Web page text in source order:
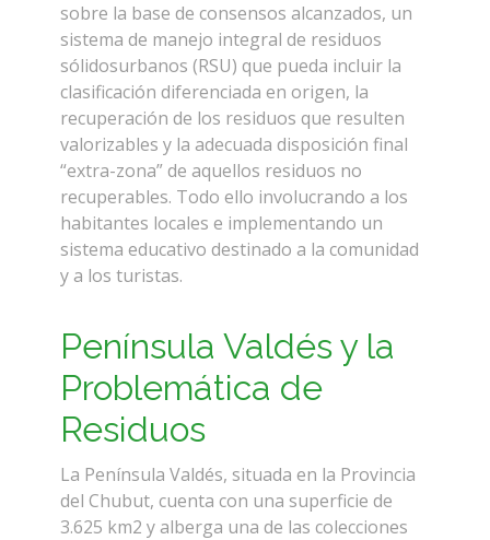
sobre la base de consensos alcanzados, un
sistema de manejo integral de residuos
sólidosurbanos (RSU) que pueda incluir la
clasificación diferenciada en origen, la
recuperación de los residuos que resulten
valorizables y la adecuada disposición final
“extra-zona” de aquellos residuos no
recuperables. Todo ello involucrando a los
habitantes locales e implementando un
sistema educativo destinado a la comunidad
y a los turistas.
Península Valdés y la
Problemática de
Residuos
La Península Valdés, situada en la Provincia
del Chubut, cuenta con una superficie de
3.625 km2 y alberga una de las colecciones